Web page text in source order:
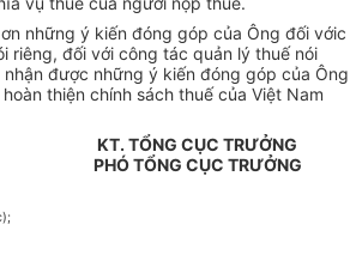
những ý kiến đóng góp của Ông đối vớic
riêng, đối với công tác quản lý thuế nói
được những ý kiến đóng góp của Ông
thiện chính sách thuế của Việt Nam
KT. TỔNG CỤC TRƯỞNG
PHÓ TỔNG CỤC TRƯỞNG